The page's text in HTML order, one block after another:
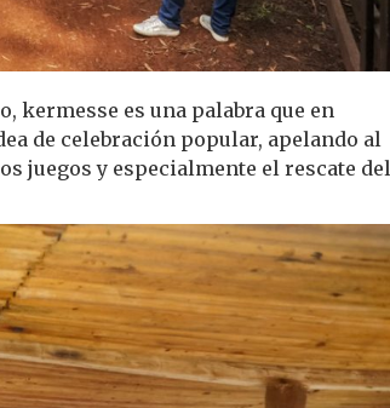
kermesse es una palabra que en
de celebración popular, apelando al
juegos y especialmente el rescate del